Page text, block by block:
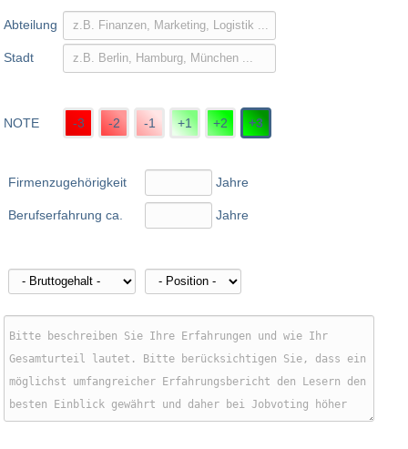
Abteilung
Stadt
NOTE -3 -2 -1 +1 +2 +3
Firmenzugehörigkeit
Berufserfahrung ca.
Jahre
Jahre